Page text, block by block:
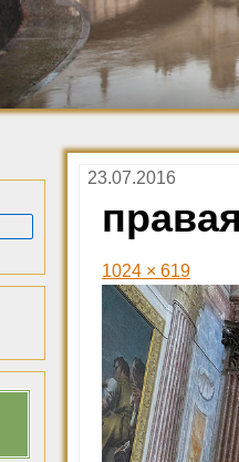
23.07.2016
1024 × 619